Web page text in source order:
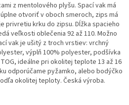
z mentolového plyšu. Spací vak má
otvoriť v oboch smeroch, zips má
privretiu krku do zipsu. Dĺžka spacieho
veľkosti oblečenia 92 až 110. Možno
vak je ušitý z troch vrstiev: vrchný
výplň 100% polyester, podšívka
ideálne pri okolitej teplote 13 až 16
odporúčame pyžamko, alebo bodýčko
okolitej teploty. Česká výroba.